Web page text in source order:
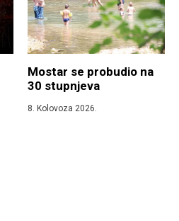
Mostar se probudio na
30 stupnjeva
8. Kolovoza 2026.